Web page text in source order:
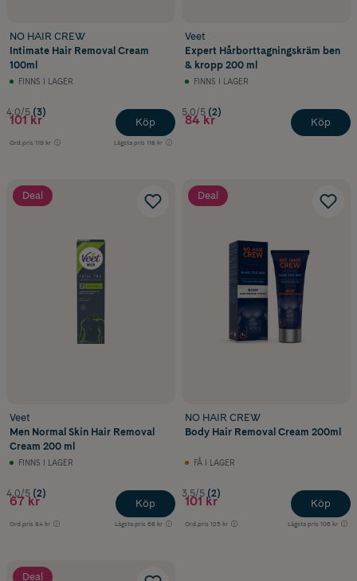
NO HAIR CREW
Intimate Hair Removal Cream
100ml
FINNS I LAGER
4.0/5 (3)
101 kr
Ord.pris 119 kr Lägsta pris 118 kr
Köp
Veet
Expert Hårborttagningskräm ben
& kropp 200 ml
FINNS I LAGER
5.0/5 (2)
84 kr Köp
Deal
Veet
Men Normal Skin Hair Removal
Cream 200 ml
FINNS I LAGER
4.0/5 (2)
67 kr
Ord.pris 84 kr Lägsta pris 68 kr
Köp
Deal
NO HAIR CREW
Body Hair Removal Cream 200ml
FÅ I LAGER
3.5/5 (2)
101 kr
Ord.pris 125 kr Lägsta pris 106 kr
Köp
Deal